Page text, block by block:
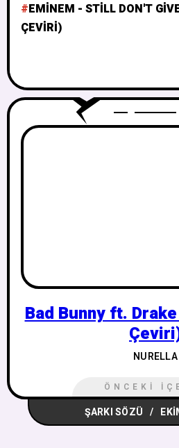
EMINEM - STILL DON'T
ÇEVIRI)
Bad Bunny ft.
NURELLA
ÖNCEKI
ŞARKI SÖZÜ